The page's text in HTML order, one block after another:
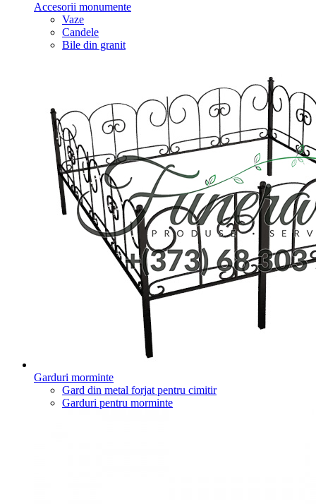
Accesorii monumente
Vaze
Candele
Bile din granit
Garduri morminte
Gard din metal forjat pentru cimitir
Garduri pentru morminte